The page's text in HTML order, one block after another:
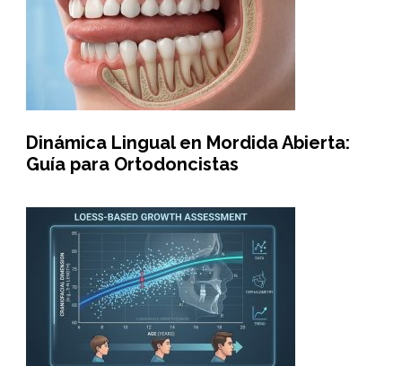
Dinámica Lingual en Mordida Abierta:
Guía para Ortodoncistas